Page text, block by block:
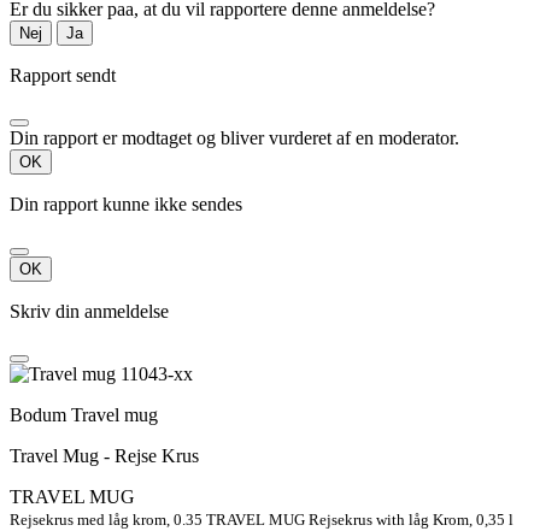
Er du sikker paa, at du vil rapportere denne anmeldelse?
Nej Ja
Rapport sendt
Din rapport er modtaget og bliver vurderet af en moderator.
OK
Din rapport kunne ikke sendes
OK
Skriv din anmeldelse
Bodum Travel mug
Travel Mug - Rejse Krus
TRAVEL MUG
Rejsekrus med låg krom, 0.35 TRAVEL MUG Rejsekrus with låg Krom, 0,35 l